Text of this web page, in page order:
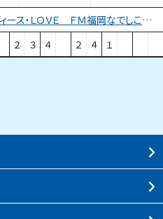
オールレディース・ＬＯＶＥ ＦＭ福岡なでしこカップ
２ ３ ４ ２ ４ １